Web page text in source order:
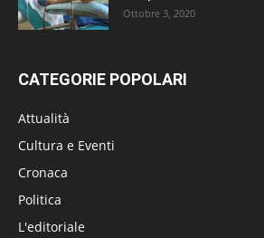
Ottobre 3, 2020
CATEGORIE POPOLARI
Attualità
Cultura e Eventi
Cronaca
Politica
L'editoriale